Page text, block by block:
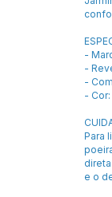
-
-
-
-
Para
e o